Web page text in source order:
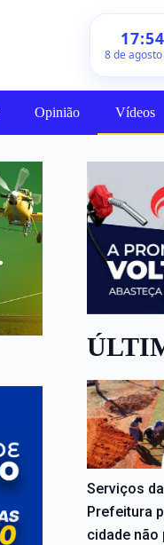
8 de
Opinião Vídeos
Serviços da
Prefeitura
cidade não